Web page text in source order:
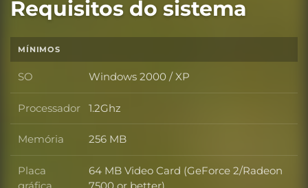
Requisitos do sistema
MÍNIMOS
SO SO
Windows 2000 / XP
Processador Processador
1.2Ghz
Memória Memória
256 MB
Placa
Placa gráfica
64 MB Video Card (GeForce 2/Radeon